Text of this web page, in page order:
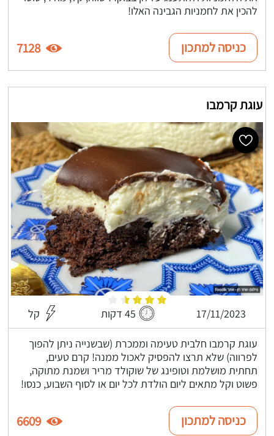
להכין את לחמניות הגבינה האלו!
כניסה למתכון 7128
עוגת קרמבו
17/11/2023 45 דקות קל
עוגת קרמבו חלבית טעימה וממכרת (שבשנייה ניתן להפוך
לפרווה) שלא תרצו להפסיק לאכול ממנה! קרם טעים,
תחתית מושלמת וטופינג של שוקולד מריר ושמנת מתוקה,
פשוט וקל מתאים ליום הולדת לכל יום או לסוף השבוע, כנסו!
כניסה למתכון 6609